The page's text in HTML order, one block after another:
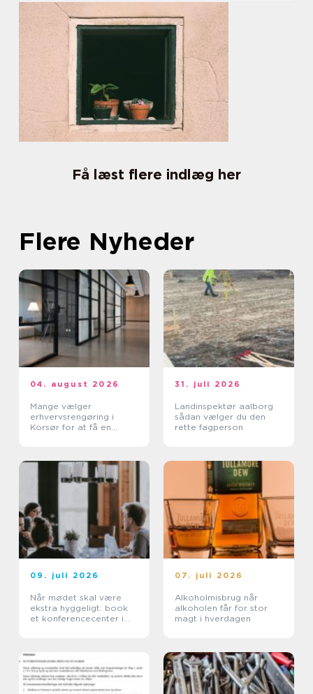
Få læst flere indlæg her
Flere Nyheder
04. august 2026
Mange vælger
erhvervsrengøring i
Korsør for at få en
31. juli 2026
Landinspektør aalborg
sådan vælger du den
rette fagperson
09. juli 2026
Når mødet skal være
ekstra hyggeligt: book
et konferencecenter i
07. juli 2026
Alkoholmisbrug når
alkoholen får for stor
magt i hverdagen